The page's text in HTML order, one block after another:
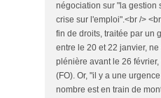
négociation sur "la gestion
crise sur l'emploi".<br />
fin de droits, traitée par un
entre le 20 et 22 janvier,
plénière avant le 26
(FO). Or, "il y a une
nombre est en train de